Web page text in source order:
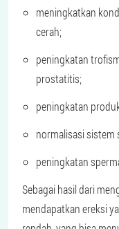
meningkatkan
cerah;
peningkatan
prostatitis;
peningkatan
normalisasi sistem
peningkatan
Sebagai hasil dari
mendapatkan ereksi